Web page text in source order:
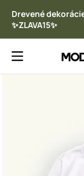
Drevené
✨ZLAVA15✨